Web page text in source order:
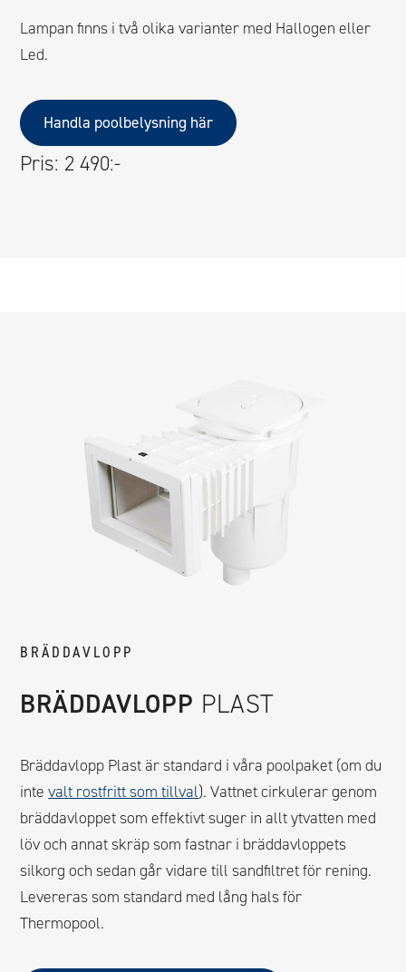
Lampan finns i två olika varianter med Hallogen eller
Led.
Handla poolbelysning här
Pris: 2 490:-
BRÄDDAVLOPP
BRÄDDAVLOPP PLAST
Bräddavlopp Plast är standard i våra poolpaket (om du
intevalt rostfritt som tillval). Vattnet cirkulerar genom
bräddavloppet som effektivt suger in allt ytvatten med
löv och annat skräp som fastnar i bräddavloppets
silkorg och sedan går vidare till sandfiltret för rening.
Levereras som standard med lång hals för
Thermopool.